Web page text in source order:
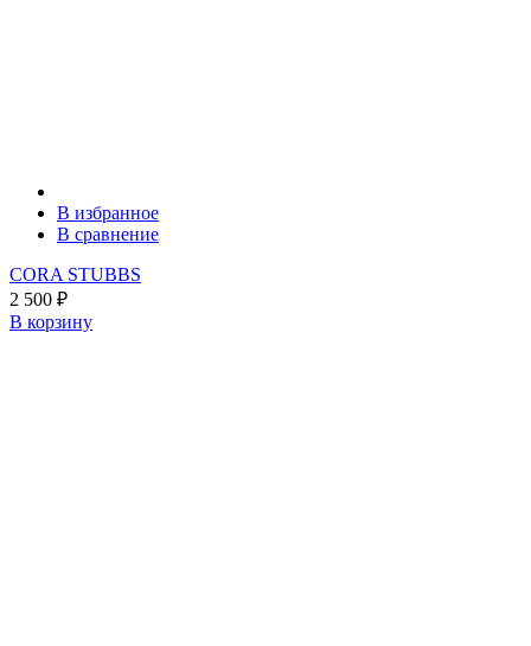
В избранное
В сравнение
CORA STUBBS
2 500 ₽
В корзину